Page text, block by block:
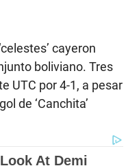
cayeron
boliviano. Tres
UTC por 4-1, a pesar
de ‘Canchita’